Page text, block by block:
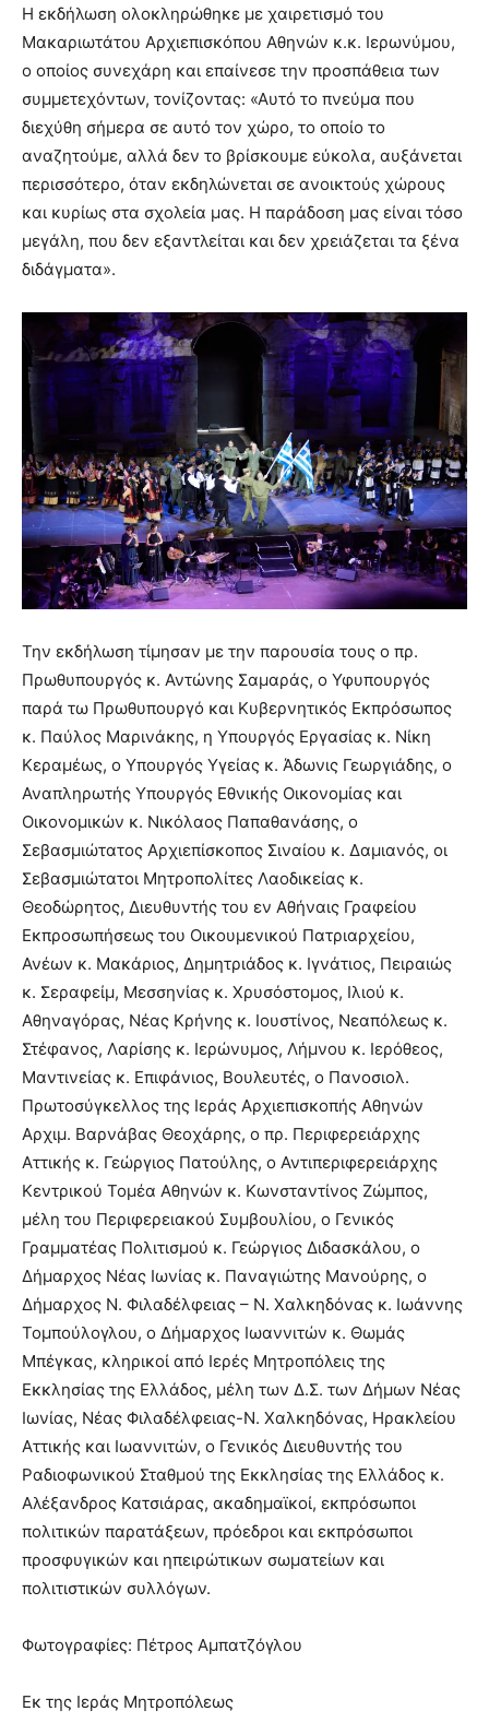
Η εκδήλωση ολοκληρώθηκε με χαιρετισμό του
Μακαριωτάτου Αρχιεπισκόπου Αθηνών κ.κ. Ιερωνύμου,
ο οποίος συνεχάρη και επαίνεσε την προσπάθεια των
συμμετεχόντων, τονίζοντας: «Αυτό το πνεύμα που
διεχύθη σήμερα σε αυτό τον χώρο, το οποίο το
αναζητούμε, αλλά δεν το βρίσκουμε εύκολα, αυξάνεται
περισσότερο, όταν εκδηλώνεται σε ανοικτούς χώρους
και κυρίως στα σχολεία μας. Η παράδοση μας είναι τόσο
μεγάλη, που δεν εξαντλείται και δεν χρειάζεται τα ξένα
διδάγματα».
Την εκδήλωση τίμησαν με την παρουσία τους ο πρ.
Πρωθυπουργός κ. Αντώνης Σαμαράς, ο Υφυπουργός
παρά τω Πρωθυπουργό και Κυβερνητικός Εκπρόσωπος
κ. Παύλος Μαρινάκης, η Υπουργός Εργασίας κ. Νίκη
Κεραμέως, ο Υπουργός Υγείας κ. Άδωνις Γεωργιάδης, ο
Αναπληρωτής Υπουργός Εθνικής Οικονομίας και
Οικονομικών κ. Νικόλαος Παπαθανάσης, ο
Σεβασμιώτατος Αρχιεπίσκοπος Σιναίου κ. Δαμιανός, οι
Σεβασμιώτατοι Μητροπολίτες Λαοδικείας κ.
Θεοδώρητος, Διευθυντής του εν Αθήναις Γραφείου
Εκπροσωπήσεως του Οικουμενικού Πατριαρχείου,
Ανέων κ. Μακάριος, Δημητριάδος κ. Ιγνάτιος, Πειραιώς
κ. Σεραφείμ, Μεσσηνίας κ. Χρυσόστομος, Ιλιού κ.
Αθηναγόρας, Νέας Κρήνης κ. Ιουστίνος, Νεαπόλεως κ.
Στέφανος, Λαρίσης κ. Ιερώνυμος, Λήμνου κ. Ιερόθεος,
Μαντινείας κ. Επιφάνιος, Βουλευτές, ο Πανοσιολ.
Πρωτοσύγκελλος της Ιεράς Αρχιεπισκοπής Αθηνών
Αρχιμ. Βαρνάβας Θεοχάρης, ο πρ. Περιφερειάρχης
Αττικής κ. Γεώργιος Πατούλης, ο Αντιπεριφερειάρχης
Κεντρικού Τομέα Αθηνών κ. Κωνσταντίνος Ζώμπος,
μέλη του Περιφερειακού Συμβουλίου, ο Γενικός
Γραμματέας Πολιτισμού κ. Γεώργιος Διδασκάλου, ο
Δήμαρχος Νέας Ιωνίας κ. Παναγιώτης Μανούρης, ο
Δήμαρχος Ν. Φιλαδέλφειας – Ν. Χαλκηδόνας κ. Ιωάννης
Τομπούλογλου, ο Δήμαρχος Ιωαννιτών κ. Θωμάς
Μπέγκας, κληρικοί από Ιερές Μητροπόλεις της
Εκκλησίας της Ελλάδος, μέλη των Δ.Σ. των Δήμων Νέας
Ιωνίας, Νέας Φιλαδέλφειας-Ν. Χαλκηδόνας, Ηρακλείου
Αττικής και Ιωαννιτών, ο Γενικός Διευθυντής του
Ραδιοφωνικού Σταθμού της Εκκλησίας της Ελλάδος κ.
Αλέξανδρος Κατσιάρας, ακαδημαϊκοί, εκπρόσωποι
πολιτικών παρατάξεων, πρόεδροι και εκπρόσωποι
προσφυγικών και ηπειρώτικων σωματείων και
πολιτιστικών συλλόγων.
Φωτογραφίες: Πέτρος Αμπατζόγλου
Εκ της Ιεράς Μητροπόλεως